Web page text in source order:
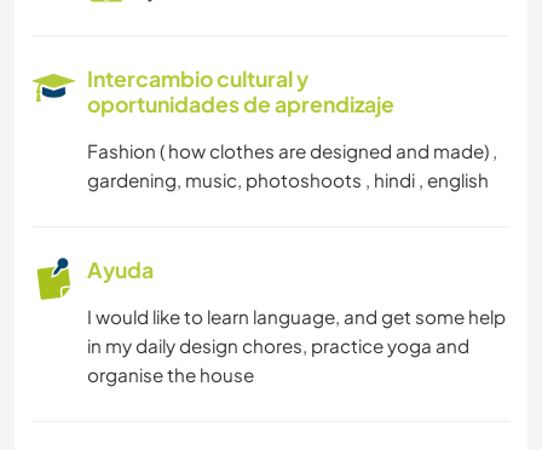
Intercambio cultural y
oportunidades de aprendizaje
Fashion ( how clothes are designed and made) ,
gardening, music, photoshoots , hindi , english
Ayuda
I would like to learn language, and get some help
in my daily design chores, practice yoga and
organise the house